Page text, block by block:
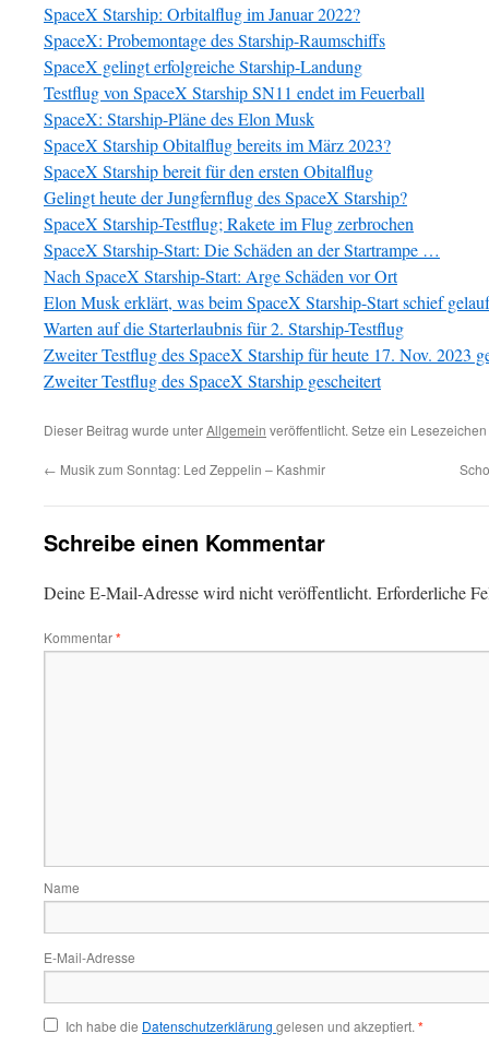
SpaceX Starship: Orbitalflug im Januar 2022?
SpaceX: Probemontage des Starship-Raumschiffs
SpaceX gelingt erfolgreiche Starship-Landung
Testflug von SpaceX Starship SN11 endet im Feuerball
SpaceX: Starship-Pläne des Elon Musk
SpaceX Starship Obitalflug bereits im März 2023?
SpaceX Starship bereit für den ersten Obitalflug
Gelingt heute der Jungfernflug des SpaceX Starship?
SpaceX Starship-Testflug; Rakete im Flug zerbrochen
SpaceX Starship-Start: Die Schäden an der Startrampe …
Nach SpaceX Starship-Start: Arge Schäden vor Ort
Elon Musk erklärt, was beim SpaceX Starship-Start schief
Warten auf die Starterlaubnis für 2. Starship-Testflug
Zweiter Testflug des SpaceX Starship für heute 17. Nov. 2023
Zweiter Testflug des SpaceX Starship gescheitert
Dieser Beitrag wurde unterAllgemein veröffentlicht. Setze ein
← Musik zum Sonntag: Led Zeppelin – Kashmir
Schreibe einen Kommentar
Deine E-Mail-Adresse wird nicht veröffentlicht. Erforderliche
Kommentar*
Name
E-Mail-Adresse
Ich habe die Datenschutzerklärung gelesen und akzeptiert. *